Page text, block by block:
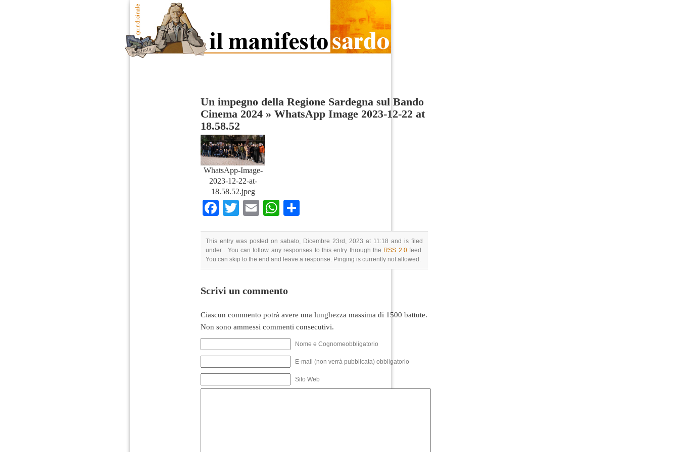
Un impegno della Regione Sardegna sul Bando
Cinema 2024 » WhatsApp Image 2023-12-22 at
18.58.52
WhatsApp-Image-
2023-12-22-at-
18.58.52.jpeg
Facebook
TwitterEmailWhatsApp
This entry was posted on sabato, Dicembre 23rd, 2023 at 11:18 and is filed
under . You can follow any responses to this entry through the RSS 2.0feed.
You can skip to the end and leave a response. Pinging is currently not allowed.
Scrivi un commento
Ciascun commento potrà avere una lunghezza massima di 1500 battute.
Non sono ammessi commenti consecutivi.
Nome e Cognomeobbligatorio
E-mail (non verrà pubblicata) obbligatorio
Sito Web